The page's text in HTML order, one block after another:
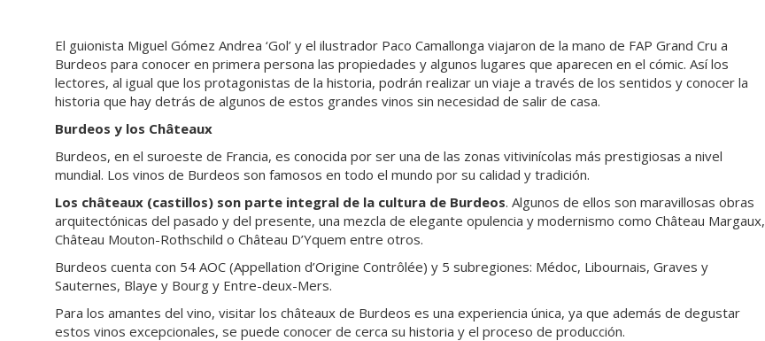
El guionista Miguel Gómez Andrea ‘Gol’ y el ilustrador Paco Camallonga viajaron de la mano de FAP Grand Cru a
Burdeos para conocer en primera persona las propiedades y algunos lugares que aparecen en el cómic. Así los
lectores, al igual que los protagonistas de la historia, podrán realizar un viaje a través de los sentidos y conocer la
historia que hay detrás de algunos de estos grandes vinos sin necesidad de salir de casa.
Burdeos y los Châteaux
Burdeos, en el suroeste de Francia, es conocida por ser una de las zonas vitivinícolas más prestigiosas a nivel
mundial. Los vinos de Burdeos son famosos en todo el mundo por su calidad y tradición.
Los châteaux (castillos) son parte integral de la cultura de Burdeos. Algunos de ellos son maravillosas obras
arquitectónicas del pasado y del presente, una mezcla de elegante opulencia y modernismo como Château Margaux,
Château Mouton-Rothschild o Château D’Yquem entre otros.
Burdeos cuenta con 54 AOC (Appellation d’Origine Contrôlée) y 5 subregiones: Médoc, Libournais, Graves y
Sauternes, Blaye y Bourg y Entre-deux-Mers.
Para los amantes del vino, visitar los châteaux de Burdeos es una experiencia única, ya que además de degustar
estos vinos excepcionales, se puede conocer de cerca su historia y el proceso de producción.